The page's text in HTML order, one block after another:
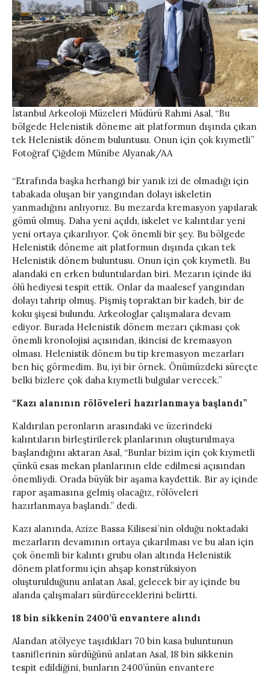
İstanbul Arkeoloji Müzeleri Müdürü Rahmi Asal, “Bu
bölgede Helenistik döneme ait platformun dışında çıkan
tek Helenistik dönem buluntusu. Onun için çok kıymetli”
Fotoğraf Çiğdem Münibe Alyanak/AA
“Etrafında başka herhangi bir yanık izi de olmadığı için
tabakada oluşan bir yangından dolayı iskeletin
yanmadığını anlıyoruz. Bu mezarda kremasyon yapılarak
gömü olmuş. Daha yeni açıldı, iskelet ve kalıntılar yeni
yeni ortaya çıkarılıyor. Çok önemli bir şey. Bu bölgede
Helenistik döneme ait platformun dışında çıkan tek
Helenistik dönem buluntusu. Onun için çok kıymetli. Bu
alandaki en erken buluntulardan biri. Mezarın içinde iki
ölü hediyesi tespit ettik. Onlar da maalesef yangından
dolayı tahrip olmuş. Pişmiş topraktan bir kadeh, bir de
koku şişesi bulundu. Arkeologlar çalışmalara devam
ediyor. Burada Helenistik dönem mezarı çıkması çok
önemli kronolojisi açısından, ikincisi de kremasyon
olması. Helenistik dönem bu tip kremasyon mezarları
ben hiç görmedim. Bu, iyi bir örnek. Önümüzdeki süreçte
belki bizlere çok daha kıymetli bulgular verecek.”
“Kazı alanının rölöveleri hazırlanmaya başlandı”
Kaldırılan peronların arasındaki ve üzerindeki
kalıntıların birleştirilerek planlarının oluşturulmaya
başlandığını aktaran Asal, “Bunlar bizim için çok kıymetli
çünkü esas mekan planlarının elde edilmesi açısından
önemliydi. Orada büyük bir aşama kaydettik. Bir ay içinde
rapor aşamasına gelmiş olacağız, rölöveleri
hazırlanmaya başlandı.” dedi.
Kazı alanında, Azize Bassa Kilisesi’nin olduğu noktadaki
mezarların devamının ortaya çıkarılması ve bu alan için
çok önemli bir kalıntı grubu olan altında Helenistik
dönem platformu için ahşap konstrüksiyon
oluşturulduğunu anlatan Asal, gelecek bir ay içinde bu
alanda çalışmaları sürdüreceklerini belirtti.
18 bin sikkenin 2400’ü envantere alındı
Alandan atölyeye taşıdıkları 70 bin kasa buluntunun
tasniflerinin sürdüğünü anlatan Asal, 18 bin sikkenin
tespit edildiğini, bunların 2400’ünün envantere